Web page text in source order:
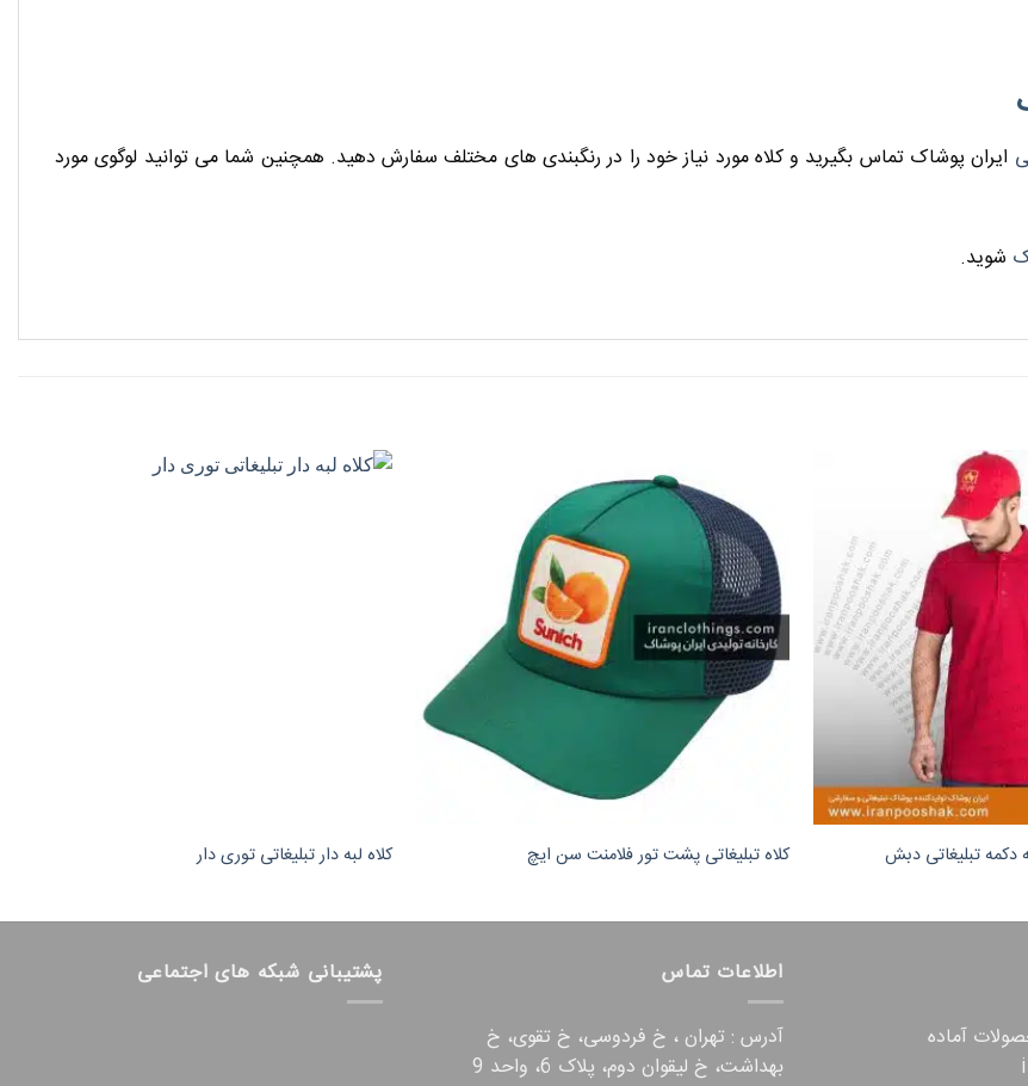
ایران پوشاک تماس بگیرید و کلاه مورد نیاز خود را در رنگبندی های مختلف سفارش دهید. همچنین شما می توانید لوگوی مورد
شوید.
تبلیغاتی دبش کلاه تبلیغاتی پشت تور فلامنت سن ایچ کلاه لبه دار تبلیغاتی توری دار
آماده
اطلاعات تماس
آدرس : تهران ، خ فردوسی، خ تقوی، خ
بهداشت، خ لیقوان دوم، پلاک 6، واحد 9
پشتیبانی شبکه های اجتماعی